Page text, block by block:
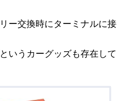
ー交換時にターミナルに接
いうカーグッズも存在して